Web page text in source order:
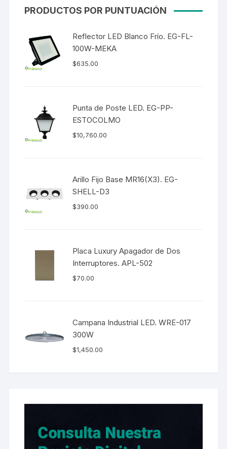
PRODUCTOS POR PUNTUACIÓN
Reflector LED Blanco Frío. EG-FL-
100W-MEKA
$635.00
Punta de Poste LED. EG-PP-
ESTOCOLMO
$10,760.00
Arillo Fijo Base MR16(X3). EG-
SHELL-D3
$390.00
Placa Luxury Apagador de Dos
Interruptores. APL-502
$70.00
Campana Industrial LED. WRE-017
300W
$1,450.00